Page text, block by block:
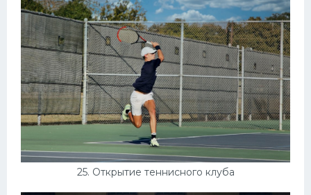
25. Открытие теннисного клуба